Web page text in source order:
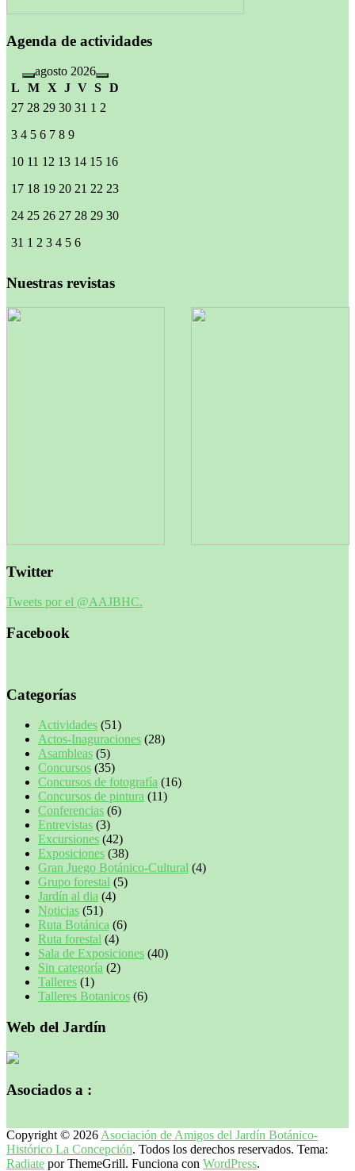
Agenda de actividades
agosto 2026
L
M X J V S D
27 28 29 30 31 1 2
3 4 5 6 7 8 9
10 11 12 13 14 15 16
17 18 19 20 21 22 23
24 25 26 27 28 29 30
31 1 2 3 4 5 6
Nuestras revistas
Twitter
Tweets por el @AAJBHC.
Facebook
Categorías
Actividades (51)
Actos-Inaguraciones (28)
Asambleas (5)
Concursos (35)
Concursos de fotografía (16)
Concursos de pintura (11)
Conferencias (6)
Entrevistas (3)
Excursiones (42)
Exposiciones (38)
Gran Juego Botánico-Cultural (4)
Grupo forestal (5)
Jardín al dia (4)
Noticias (51)
Ruta Botánica (6)
Ruta forestal (4)
Sala de Exposiciones (40)
Sin categoría (2)
Talleres (1)
Talleres Botanicos (6)
Web del Jardín
Asociados a :
Copyright © 2026 Asociación de Amigos del Jardín Botánico-
Histórico La Concepción. Todos los derechos reservados. Tema:
Radiate por ThemeGrill. Funciona con WordPress.